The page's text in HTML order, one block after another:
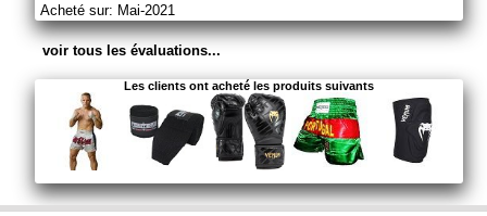
Acheté sur: Mai-2021
voir tous les évaluations...
Les clients ont acheté les produits suivants